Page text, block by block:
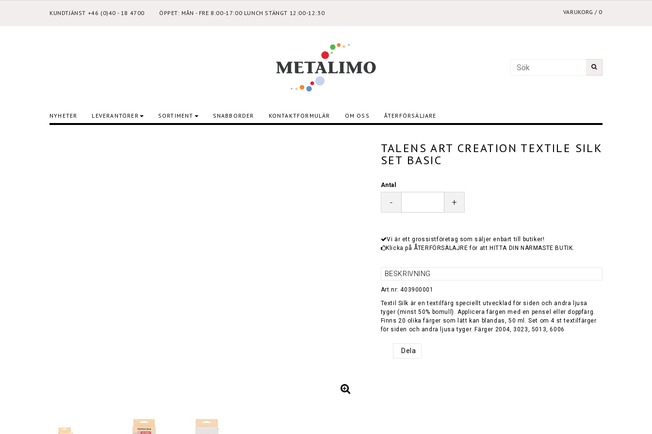
KUNDTJÄNST +46 (0)40 - 18 4700 ÖPPET: MÅN - FRE 8:00-17:00 LUNCH STÄNGT 12:00-12:30 VARUKORG / 0
NYHETER LEVERANTÖRER SORTIMENT SNABBORDER KONTAKTFORMULÄR OM OSS ÅTERFÖRSÄLJARE
TALENS ART CREATION TEXTILE SILK
SET BASIC
Antal
- +
Vi är ett grossistföretag som säljer enbart till butiker!
Klicka på ÅTERFÖRSÄLAJRE för att HITTA DIN NÄRMASTE BUTIK.
BESKRIVNING
Art.nr: 403900001
Textil Silk är en textilfärg speciellt utvecklad för siden och andra ljusa
tyger (minst 50% bomull). Applicera färgen med en pensel eller doppfärg.
Finns 20 olika färger som lätt kan blandas, 50 ml. Set om 4 st textilfärger
för siden och andra ljusa tyger. Färger 2004, 3023, 5013, 6006
Dela